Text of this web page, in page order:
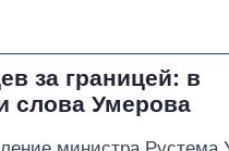
за границей: в
слова Умерова